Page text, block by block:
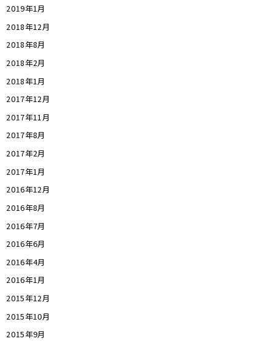
2019年1月
2018年12月
2018年8月
2018年2月
2018年1月
2017年12月
2017年11月
2017年8月
2017年2月
2017年1月
2016年12月
2016年8月
2016年7月
2016年6月
2016年4月
2016年1月
2015年12月
2015年10月
2015年9月